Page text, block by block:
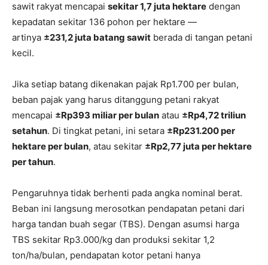
sawit rakyat mencapai sekitar 1,7 juta hektare dengan
kepadatan sekitar 136 pohon per hektare —
artinya ±231,2 juta batang sawit berada di tangan petani
kecil.
Jika setiap batang dikenakan pajak Rp1.700 per bulan,
beban pajak yang harus ditanggung petani rakyat
mencapai ±Rp393 miliar per bulan atau ±Rp4,72 triliun
setahun. Di tingkat petani, ini setara ±Rp231.200 per
hektare per bulan, atau sekitar ±Rp2,77 juta per hektare
per tahun.
Pengaruhnya tidak berhenti pada angka nominal berat.
Beban ini langsung merosotkan pendapatan petani dari
harga tandan buah segar (TBS). Dengan asumsi harga
TBS sekitar Rp3.000/kg dan produksi sekitar 1,2
ton/ha/bulan, pendapatan kotor petani hanya